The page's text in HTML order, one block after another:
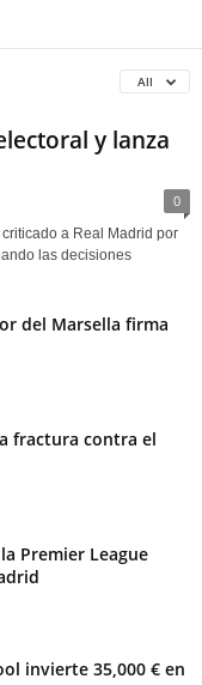
All
y lanza
0
a Real Madrid por
las decisiones
del Marsella firma
fractura contra el
Premier League
invierte 35,000 € en